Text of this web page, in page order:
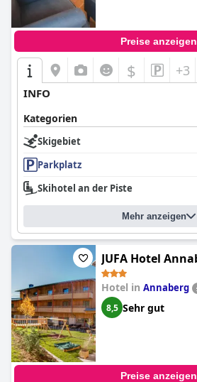
Preise anzeigen
$ +3
INFO
Kategorien
Skigebiet
Parkplatz
Skihotel an der Piste
Mehr anzeigen
JUFA Hotel
Hotel in Annaberg
8,5 Sehr gut
Preise anzeigen